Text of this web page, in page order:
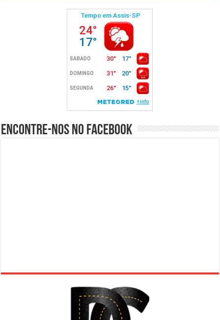
Encontre-nos no Facebook